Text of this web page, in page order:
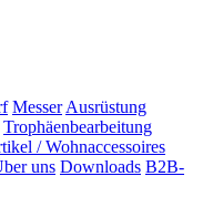
Messer Ausrüstung
Trophäenbearbeitung
/ Wohnaccessoires
uns Downloads B2B-